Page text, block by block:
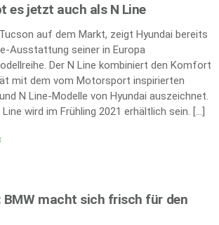
es jetzt auch als N Line
auf dem Markt, zeigt Hyundai bereits
Ausstattung seiner in Europa
Der N Line kombiniert den Komfort
mit dem vom Motorsport inspirierten
N Line-Modelle von Hyundai auszeichnet.
wird im Frühling 2021 erhältlich sein. […]
BMW macht sich frisch für den